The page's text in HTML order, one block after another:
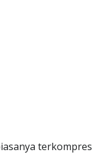
terkompres